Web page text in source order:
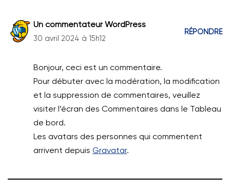
Un commentateur WordPress
30 avril 2024 à 15h12
RÉPONDRE
Bonjour, ceci est un commentaire.
Pour débuter avec la modération, la modification
et la suppression de commentaires, veuillez
visiter l’écran des Commentaires dans le Tableau
de bord.
Les avatars des personnes qui commentent
arrivent depuis Gravatar.